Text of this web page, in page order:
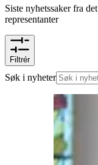
Siste nyhetssaker fra
representanter
Filtrér
Søk i nyheter